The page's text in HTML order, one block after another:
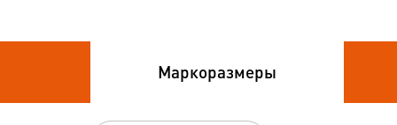
Провода силовые для
Маркоразмеры